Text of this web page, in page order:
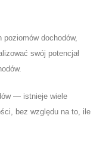
dochodów,
swój potencjał
— istnieje wiele
bez względu na to, ile